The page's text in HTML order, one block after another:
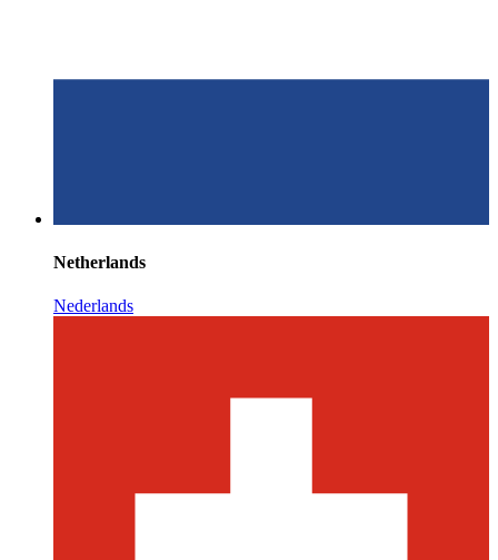
Netherlands
Nederlands